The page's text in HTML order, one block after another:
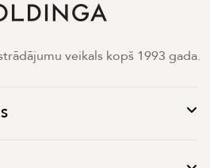
veikals kopš 1993 gada.